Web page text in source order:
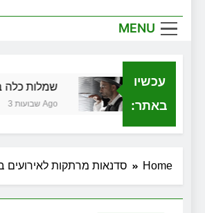
שירותי הקריינות
זכויות שמתחילות בעיר:
המוסד
MENU
עכשיו
באתר:
שמלות כלה
3 שבועות Ago
בגירושין
Home סדנאות מרתקות לאירועים